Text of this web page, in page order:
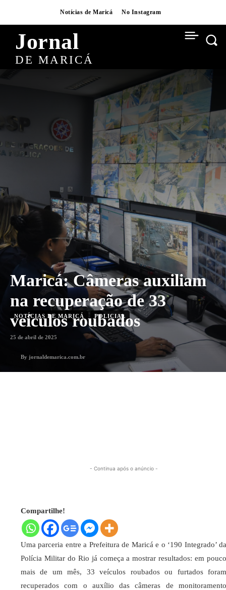
Notícias de Maricá No Instagram
Jornal
DE MARICÁ
Maricá: Câmeras auxiliam
na recuperação de 33
veículos roubados
NOTÍCIAS DE MARICÁ POLICIAL
25 de abril de 2025
By jornaldemarica.com.br
- Continua após o anúncio -
Compartilhe!
Uma parceria entre a Prefeitura de Maricá e o ‘190 Integrado’ da
Polícia Militar do Rio já começa a mostrar resultados: em pouco
mais de um mês, 33 veículos roubados ou furtados foram
recuperados com o auxílio das câmeras de monitoramento